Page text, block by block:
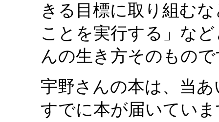
きる目標に取り組む
ことを実行する」な
んの生き方そのもの
宇野さんの本は、当
すでに本が届いてい